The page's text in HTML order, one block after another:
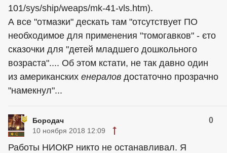
101/sys/ship/weaps/mk-41-vls.htm).
А все "отмазки" дескать там "отсутствует ПО
необходимое для применения "томогавков" - єто
сказочки для "детей младшего дошкольного
возраста".... Об этом кстати, не так давно один
из американских енералов достаточно прозрачно
"намекнул"...
Бородач 0
10 ноября 2018 12:09
Работы НИОКР никто не останавливал. Я